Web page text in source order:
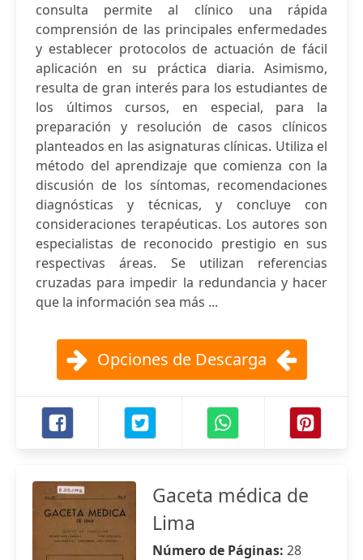
consulta permite al clínico una rápida
comprensión de las principales enfermedades
y establecer protocolos de actuación de fácil
aplicación en su práctica diaria. Asimismo,
resulta de gran interés para los estudiantes de
los últimos cursos, en especial, para la
preparación y resolución de casos clínicos
planteados en las asignaturas clínicas. Utiliza el
método del aprendizaje que comienza con la
discusión de los síntomas, recomendaciones
diagnósticas y técnicas, y concluye con
consideraciones terapéuticas. Los autores son
especialistas de reconocido prestigio en sus
respectivas áreas. Se utilizan referencias
cruzadas para impedir la redundancia y hacer
que la información sea más ...
Opciones de Descarga
Gaceta médica de
Lima
Número de Páginas: 28